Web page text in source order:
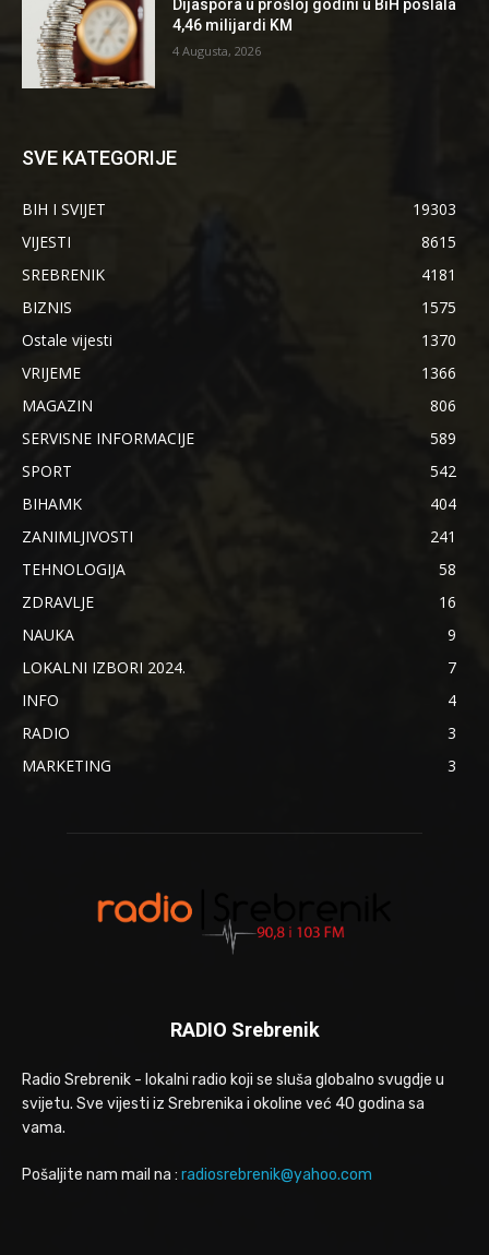
Dijaspora u prošloj godini u BiH poslala
4,46 milijardi KM
4 Augusta, 2026
SVE KATEGORIJE
BIH I SVIJET
19303
VIJESTI
8615
SREBRENIK
4181
BIZNIS
1575
Ostale vijesti
1370
VRIJEME
1366
MAGAZIN
806
SERVISNE INFORMACIJE
589
SPORT
542
BIHAMK
404
ZANIMLJIVOSTI
241
TEHNOLOGIJA
58
ZDRAVLJE
16
NAUKA
9
LOKALNI IZBORI 2024.
7
INFO
4
RADIO
3
MARKETING
3
RADIO Srebrenik
Radio Srebrenik - lokalni radio koji se sluša globalno svugdje u
svijetu. Sve vijesti iz Srebrenika i okoline već 40 godina sa
vama.
Pošaljite nam mail na : radiosrebrenik@yahoo.com